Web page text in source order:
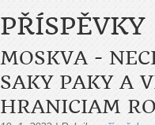
PŘÍSPĚVKY
MOSKVA -
SAKY PAKY A
HRANICIAM